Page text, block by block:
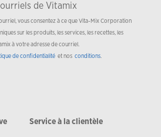
de Vitamix
vous consentez à ce que Vita-Mix Corporation
sur les produits, les services, les recettes, les
à votre adresse de courriel.
de confidentialité et nos conditions.
Service à la clientèle